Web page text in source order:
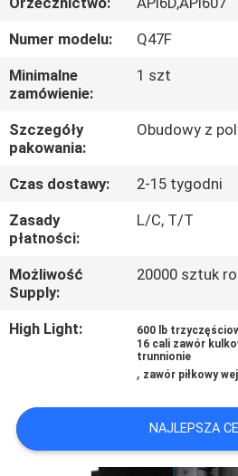
WYCIECZKA
PO
FABRYCE
KONTROLA
JAKOŚCI
SKONTAKTUJ
SIĘ
NAMI
NOWOŚCI
POPROŚ
Numer modelu:
Q47F
Minimalne
zamówienie:
1 szt
Szczegóły
pakowania:
Obudowy z
Czas dostawy:
2-15 tygodni
Zasady
płatności:
L/C, T/T
Możliwość
Supply:
20000 sztuk
High Light: 600 lb
16 cali zawór
trunnionie
, zawór piłkowy
NAJLEPSZA